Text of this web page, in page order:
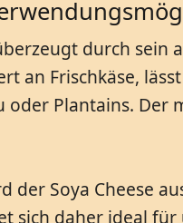
durch
an Frischkäse,
Plantains. Der
der Soya Cheese
sich daher ideal